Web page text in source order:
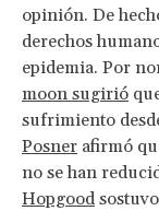
opinión. De
derechos
epidemia. Por
moon sugirió
sufrimiento
Posner afirmó
no se han
Hopgood